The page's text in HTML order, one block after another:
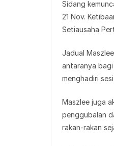
Sidang
21 Nov.
Setiausaha
Jadual
antaranya
menghadiri
Maszlee juga
penggubalan
rakan-rakan